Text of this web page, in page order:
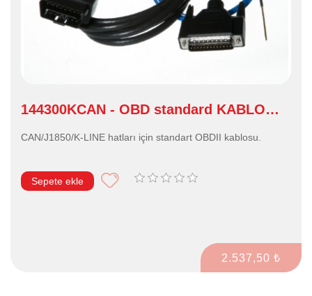
144300KCAN - OBD standard KABLO
CAN/J1850/K-LINE hatları için standart OBDII kablosu.
Sepete ekle
2.537,50 ₺